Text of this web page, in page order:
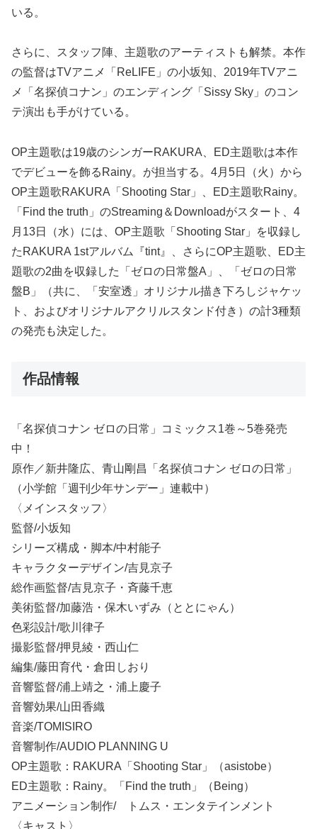
いる。
さらに、スタッフ陣、主題歌のアーティストも解禁。本作
の監督はTVアニメ「ReLIFE」の小坂知、2019年TVアニ
メ「名探偵コナン」のエンディング「Sissy Sky」のコン
テ演出も手がけている。
OP主題歌は19歳のシンガーRAKURA、ED主題歌は本作
でデビューを飾るRainy。が担当する。4月5日（火）から
OP主題歌RAKURA「Shooting Star」、ED主題歌Rainy。
「Find the truth」のStreaming＆Downloadがスタート、4
月13日（水）には、OP主題歌「Shooting Star」を収録し
たRAKURA 1stアルバム『tint』、さらにOP主題歌、ED主
題歌の2曲を収録した「ゼロの日常盤A」、「ゼロの日常
盤B」（共に、「安室透」オリジナル描き下ろしジャケッ
ト、およびオリジナルアクリルスタンド付き）の計3種類
の発売も決定した。
作品情報
「名探偵コナン ゼロの日常」コミックス1巻～5巻発売
中！
原作／新井隆広、青山剛昌「名探偵コナン ゼロの日常」
（小学館「週刊少年サンデー」連載中）
〈メインスタッフ〉
監督/小坂知
シリーズ構成・脚本/中村能子
キャラクターデザイン/吉見京子
総作画監督/吉見京子・斉藤千恵
美術監督/加藤浩・保木いずみ（ととにゃん）
色彩設計/歌川律子
撮影監督/押見綾・西山仁
編集/藤田育代・倉田しおり
音響監督/浦上靖之・浦上慶子
音響効果/山田香織
音楽/TOMISIRO
音響制作/AUDIO PLANNING U
OP主題歌：RAKURA「Shooting Star」（asistobe）
ED主題歌：Rainy。「Find the truth」（Being）
アニメーション制作/ トムス・エンタテインメント
〈キャスト〉